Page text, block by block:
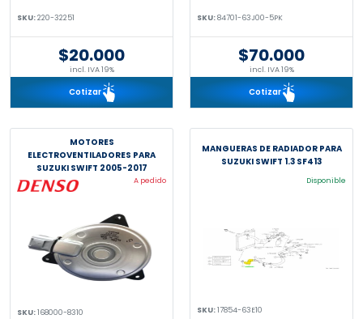
SKU:220-32251
$20.000
incl. IVA 19%
Cotizar
SKU:84701-63J00-5PK
$70.000
incl. IVA 19%
Cotizar
MOTORES
ELECTROVENTILADORES PARA
SUZUKI SWIFT 2005-2017
A pedido
SKU:168000-8310
MANGUERAS DE RADIADOR PARA
SUZUKI SWIFT 1.3 SF413
Disponible
SKU:17854-63E10